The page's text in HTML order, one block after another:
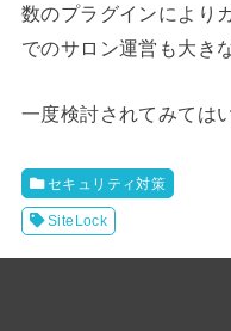
数のプラグインにより
でのサロン運営も大き
一度検討されてみては
セキュリティ対策
SiteLock